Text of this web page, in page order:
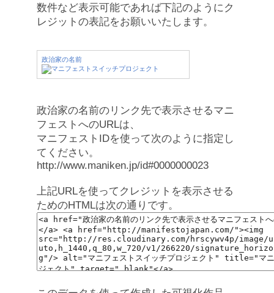
数件など表示可能であれば下記のようにク
レジットの表記をお願いいたします。
政治家の名前
政治家の名前のリンク先で表示させるマニ
フェストへのURLは、
マニフェストIDを使って次のように指定し
てください。
http://www.maniken.jp/id#0000000023
上記URLを使ってクレジットを表示させる
ためのHTMLは次の通りです。